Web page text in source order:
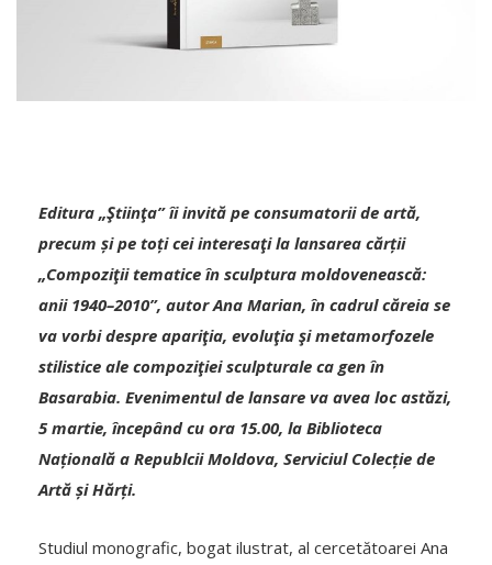
Editura „Ştiinţa” îi invită pe consumatorii de artă,
precum și pe toți cei interesaţi la lansarea cărții
„Compoziţii tematice în sculptura moldovenească:
anii 1940–2010”, autor Ana Marian, în cadrul căreia se
va vorbi despre apariţia, evoluţia şi metamorfozele
stilistice ale compoziţiei sculpturale ca gen în
Basarabia. Evenimentul de lansare va avea loc astăzi,
5 martie, începând cu ora 15.00, la Biblioteca
Națională a Republcii Moldova, Serviciul Colecție de
Artă și Hărți.
Studiul monografic, bogat ilustrat, al cercetătoarei Ana